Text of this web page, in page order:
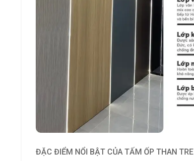
ĐẶC ĐIỂM NỔI BẬT CỦA TẤM ỐP THAN TRE